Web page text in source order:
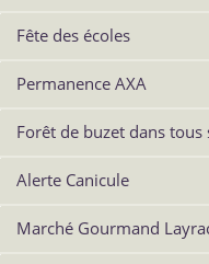
Fête des écoles
Permanence AXA
Forêt de buzet dans tous
Alerte Canicule
Marché Gourmand